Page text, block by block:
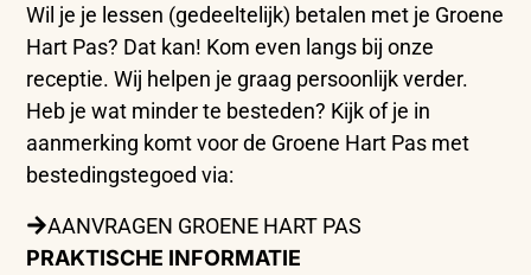
Wil je je lessen (gedeeltelijk) betalen met je Groene
Hart Pas? Dat kan! Kom even langs bij onze
receptie. Wij helpen je graag persoonlijk verder.
Heb je wat minder te besteden? Kijk of je in
aanmerking komt voor de Groene Hart Pas met
bestedingstegoed via:
AANVRAGEN GROENE HART PAS
PRAKTISCHE INFORMATIE